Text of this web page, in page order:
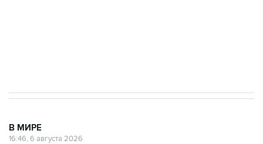
В МИРЕ
16:46, 6 августа 2026